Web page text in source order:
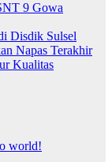
9 Gowa
Disdik Sulsel
Napas Terakhir
Kualitas
world!